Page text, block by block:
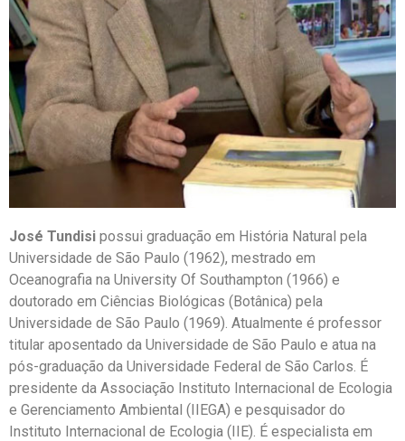
José Tundisi possui graduação em História Natural pela
Universidade de São Paulo (1962), mestrado em
Oceanografia na University Of Southampton (1966) e
doutorado em Ciências Biológicas (Botânica) pela
Universidade de São Paulo (1969). Atualmente é professor
titular aposentado da Universidade de São Paulo e atua na
pós-graduação da Universidade Federal de São Carlos. É
presidente da Associação Instituto Internacional de Ecologia
e Gerenciamento Ambiental (IIEGA) e pesquisador do
Instituto Internacional de Ecologia (IIE). É especialista em